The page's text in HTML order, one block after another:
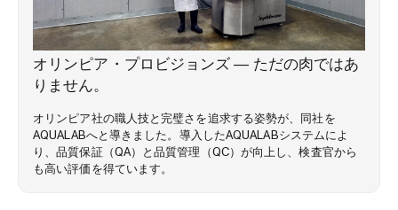
お客様の声
オリンピア・プロビジョンズ ― ただの肉ではあ
りません。
オリンピア社の職人技と完璧さを追求する姿勢が、同社を
AQUALABへと導きました。導入したAQUALABシステムによ
り、品質保証（QA）と品質管理（QC）が向上し、検査官から
も高い評価を得ています。